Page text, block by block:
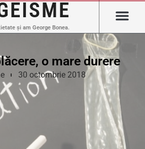
și am George Bonea.
o mare durere
30 octombrie 2018